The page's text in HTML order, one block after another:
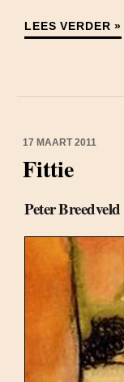
LEES VERDER »
17 MAART 2011
Fittie
Peter Breedveld